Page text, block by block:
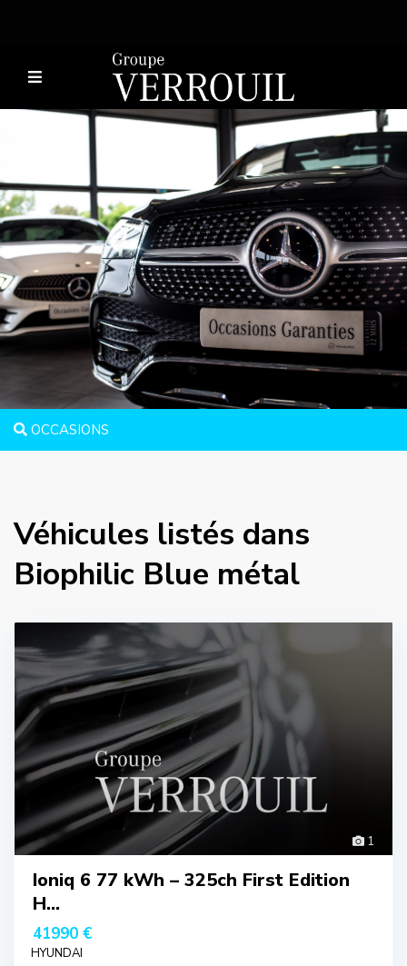
OCCASIONS
Véhicules listés dans
Biophilic Blue métal
1
Ioniq 6 77 kWh – 325ch First Edition
H...
41990 €
HYUNDAI